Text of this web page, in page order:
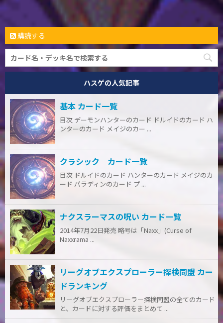
購読する
ハスゲの人気記事
基本 カード一覧
目次 デーモンハンターのカード ドルイドのカード ハ
ンターのカード メイジのカー ...
クラシック カード一覧
目次 ドルイドのカード ハンターのカード メイジのカ
ード パラディンのカード プ ...
ナクスラーマスの呪い カード一覧
2014年7月22日発売 略号は「Naxx」(Curse of
Naxxrama ...
リーグオブエクスプローラー探検同盟 カー
ドランキング
リーグオブエクスプローラー探検同盟の全てのカード
と、カードに対する評価をまとめて ...